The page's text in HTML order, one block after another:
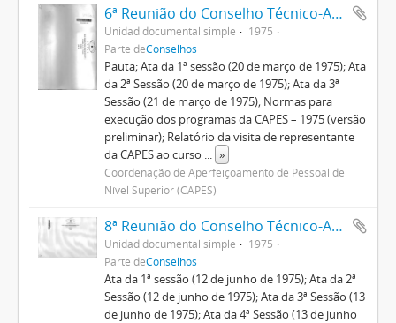
6ª Reunião do Conselho Técnico-Administrativo
Unidad documental simple
1975
Parte deConselhos
Pauta; Ata da 1ª sessão (20 de março de 1975); Ata
da 2ª Sessão (20 de março de 1975); Ata da 3ª
Sessão (21 de março de 1975); Normas para
execução dos programas da CAPES – 1975 (versão
preliminar); Relatório da visita de representante
da CAPES ao curso ... »
Coordenação de Aperfeiçoamento de Pessoal de
Nível Superior (CAPES)
8ª Reunião do Conselho Técnico-Administrativo
Unidad documental simple
1975
Parte deConselhos
Ata da 1ª sessão (12 de junho de 1975); Ata da 2ª
Sessão (12 de junho de 1975); Ata da 3ª Sessão (13
de junho de 1975); Ata da 4ª Sessão (13 de junho